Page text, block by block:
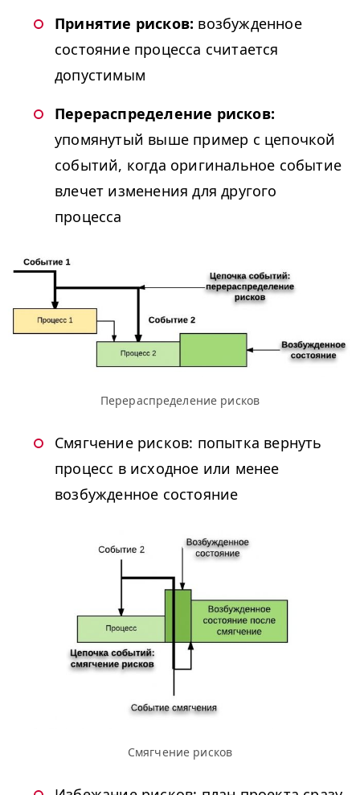
Принятие рисков: возбужденное
состояние процесса считается
допустимым
Перераспределение рисков:
упомянутый выше пример с цепочкой
событий, когда оригинальное событие
влечет изменения для другого
процесса
Перераспределение рисков
Смягчение рисков: попытка вернуть
процесс в исходное или менее
возбужденное состояние
Смягчение рисков